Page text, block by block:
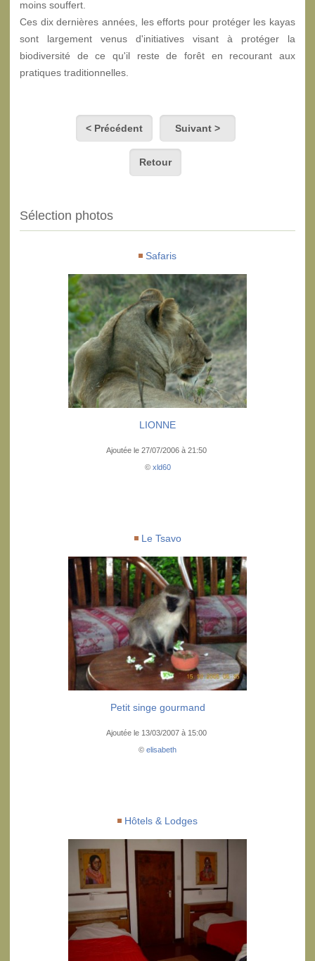
moins souffert.
Ces dix dernières années, les efforts pour protéger les kayas
sont largement venus d'initiatives visant à protéger la
biodiversité de ce qu'il reste de forêt en recourant aux
pratiques traditionnelles.
< Précédent Suivant >
Retour
Sélection photos
Safaris
LIONNE
Ajoutée le 27/07/2006 à 21:50
© xld60
Le Tsavo
Petit singe gourmand
Ajoutée le 13/03/2007 à 15:00
© elisabeth
Hôtels & Lodges